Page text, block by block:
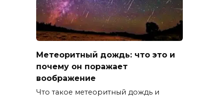
Метеоритный дождь: что это и
почему он поражает
воображение
Что такое метеоритный дождь и